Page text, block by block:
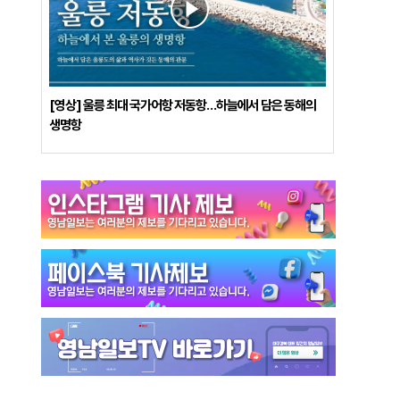
[영상] 울릉 최대 국가어항 저동항…하늘에서 담은 동해의
생명항